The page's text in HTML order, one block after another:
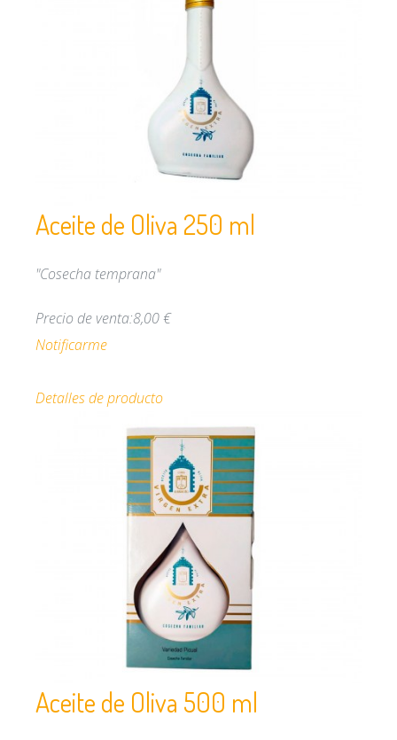
Aceite de Oliva 250 ml
"Cosecha temprana"
Precio de venta:8,00 €
Notificarme
Detalles de producto
Aceite de Oliva 500 ml